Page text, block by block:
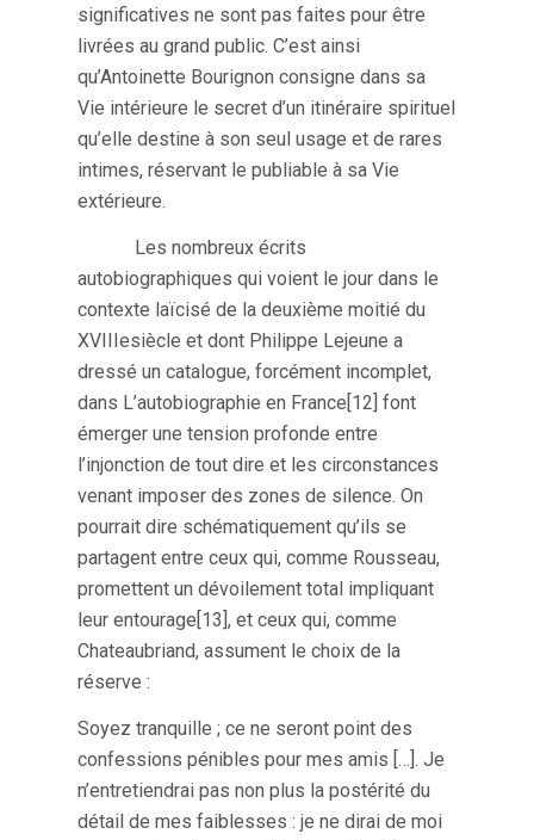
significatives ne sont pas faites pour être
livrées au grand public. C’est ainsi
qu’Antoinette Bourignon consigne dans sa
Vie intérieure le secret d’un itinéraire spirituel
qu’elle destine à son seul usage et de rares
intimes, réservant le publiable à sa Vie
extérieure.
Les nombreux écrits
autobiographiques qui voient le jour dans le
contexte laïcisé de la deuxième moitié du
XVIIIesiècle et dont Philippe Lejeune a
dressé un catalogue, forcément incomplet,
dans L’autobiographie en France[12] font
émerger une tension profonde entre
l’injonction de tout dire et les circonstances
venant imposer des zones de silence. On
pourrait dire schématiquement qu’ils se
partagent entre ceux qui, comme Rousseau,
promettent un dévoilement total impliquant
leur entourage[13], et ceux qui, comme
Chateaubriand, assument le choix de la
réserve :
Soyez tranquille ; ce ne seront point des
confessions pénibles pour mes amis […]. Je
n’entretiendrai pas non plus la postérité du
détail de mes faiblesses : je ne dirai de moi